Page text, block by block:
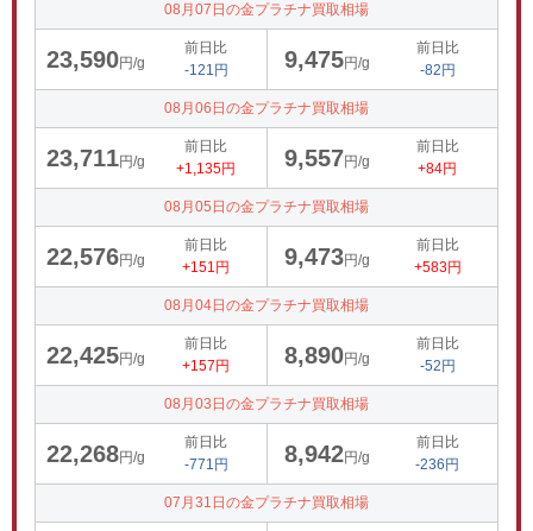
08月07日の金プラチナ買取相場
23,590円/g
前日比
-121円
9,475円/g
前日比
-82円
08月06日の金プラチナ買取相場
23,711円/g
前日比
+1,135円
9,557円/g
前日比
+84円
08月05日の金プラチナ買取相場
22,576円/g
前日比
+151円
9,473円/g
前日比
+583円
08月04日の金プラチナ買取相場
22,425円/g
前日比
+157円
8,890円/g
前日比
-52円
08月03日の金プラチナ買取相場
22,268円/g
前日比
-771円
8,942円/g
前日比
-236円
07月31日の金プラチナ買取相場